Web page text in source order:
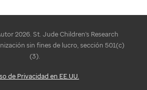
2026. St. Jude Children's Research
sin fines de lucro, sección 501(c)
(3).
de Privacidad en EE.UU.